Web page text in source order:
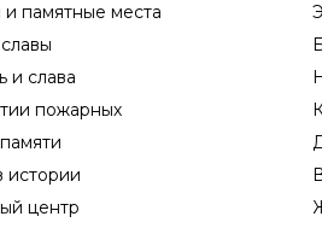
памятные места
и слава
пожарных
истории
центр